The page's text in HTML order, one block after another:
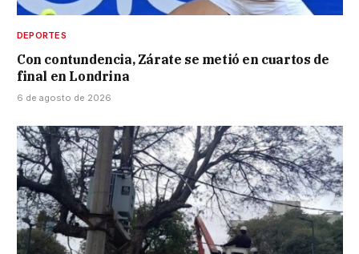
DEPORTES
Con contundencia, Zárate se metió en cuartos de
final en Londrina
6 de agosto de 2026